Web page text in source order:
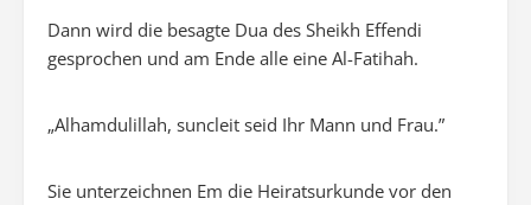
Dann wird die besagte Dua des Sheikh Effendi
gesprochen und am Ende alle eine Al-Fatihah.
„Alhamdulillah, suncleit seid Ihr Mann und Frau.”
Sie unterzeichnen Em die Heiratsurkunde vor den